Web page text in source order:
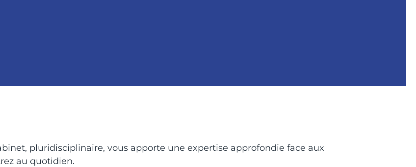
pluridisciplinaire, vous apporte une expertise approfondie face aux
au quotidien.